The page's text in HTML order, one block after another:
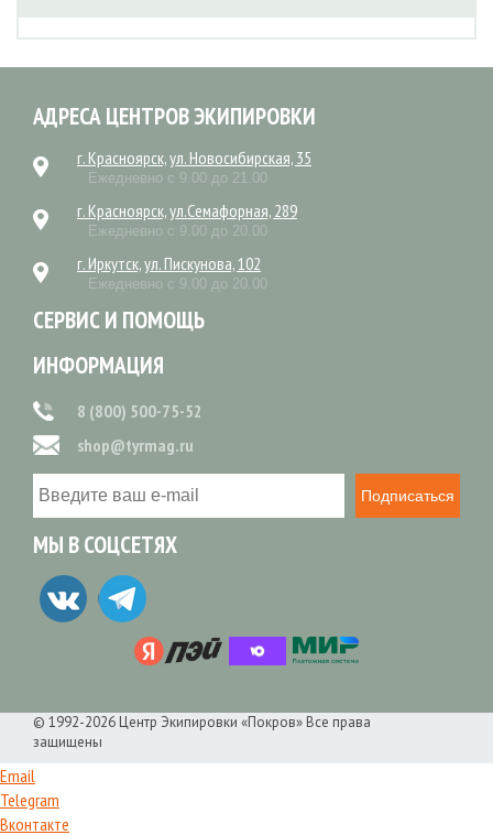
АДРЕСА ЦЕНТРОВ ЭКИПИРОВКИ
г. Красноярск, ул. Новосибирская, 35
Ежедневно с 9.00 до 21.00
г. Красноярск, ул.Семафорная, 289
Ежедневно с 9.00 до 20.00
г. Иркутск, ул. Пискунова, 102
Ежедневно с 9.00 до 20.00
СЕРВИС И ПОМОЩЬ
ИНФОРМАЦИЯ
8 (800) 500-75-52
shop@tyrmag.ru
Подписаться
МЫ В СОЦСЕТЯХ
© 1992-2026 Центр Экипировки «Покров» Все права
защищены
Email
Telegram
Вконтакте